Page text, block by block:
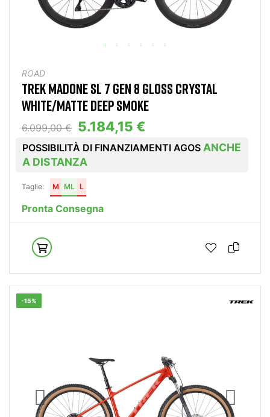
ROAD
TREK MADONE SL 7 GEN 8 GLOSS CRYSTAL
WHITE/MATTE DEEP SMOKE
6.099,00 € 5.184,15 €
POSSIBILITÀ DI FINANZIAMENTI AGOS ANCHE
A DISTANZA
Taglie: M ML L
Pronta Consegna
-15%